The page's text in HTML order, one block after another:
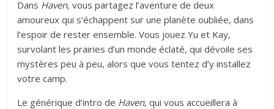
Dans Haven, vous partagez l’aventure de deux
amoureux qui s’échappent sur une planète oubliée, dans
l’espoir de rester ensemble. Vous jouez Yu et Kay,
survolant les prairies d’un monde éclaté, qui dévoile ses
mystères peu à peu, alors que vous tentez d’y installez
votre camp.
Le générique d’intro de Haven, qui vous accueillera à